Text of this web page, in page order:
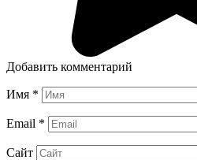
Добавить комментарий
Имя *
Email *
Сайт